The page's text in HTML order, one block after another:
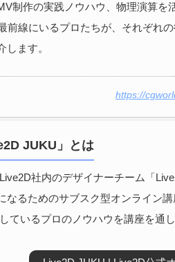
制作の実践ノウハウ、物理演算を
前線にいるプロたちが、それぞれ
します。
https://
JUKU」とは
社内のデザイナーチーム「
なるためのサブスク型オンライン講
ているプロのノウハウを講座を通